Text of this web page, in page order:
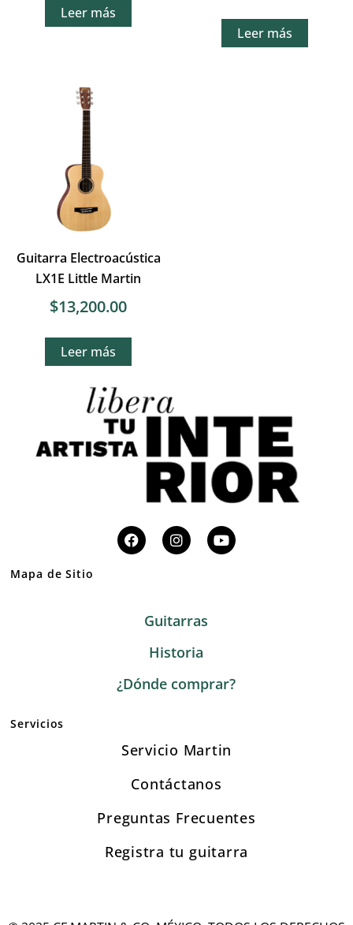
Leer más
Leer más
Guitarra Electroacústica
LX1E Little Martin
$13,200.00
Leer más
Mapa de Sitio
Guitarras
Historia
¿Dónde comprar?
Servicios
Servicio Martin
Contáctanos
Preguntas Frecuentes
Registra tu guitarra